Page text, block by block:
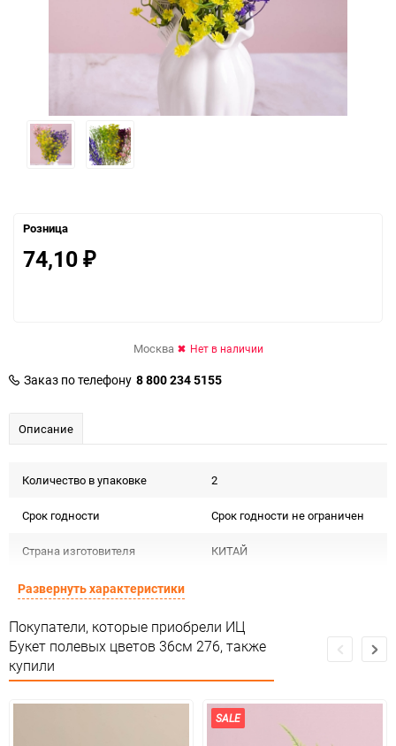
Розница
74,10 ₽
Москва Нет в наличии
Заказ по телефону 8 800 234 5155
Описание
Количество в упаковке 2
Срок годности Срок годности не ограничен
Страна изготовителя КИТАЙ
Предназначение товара
Сертификация Не подлежит сертификации
Особые условия Особых условий не требует
1200
Развернуть характеристики
Покупатели, которые приобрели ИЦ
Букет полевых цветов 36см 276, также
купили
SALE